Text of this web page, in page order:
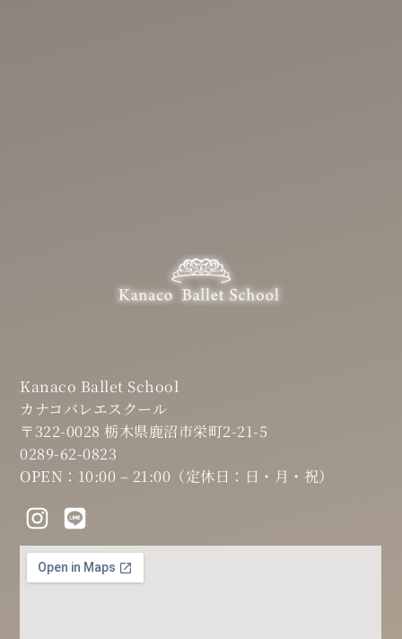
Kanaco Ballet School
カナコバレエスクール
〒322-0028 栃木県鹿沼市栄町2-21-5
0289-62-0823
OPEN：10:00 – 21:00（定休日：日・月・祝）